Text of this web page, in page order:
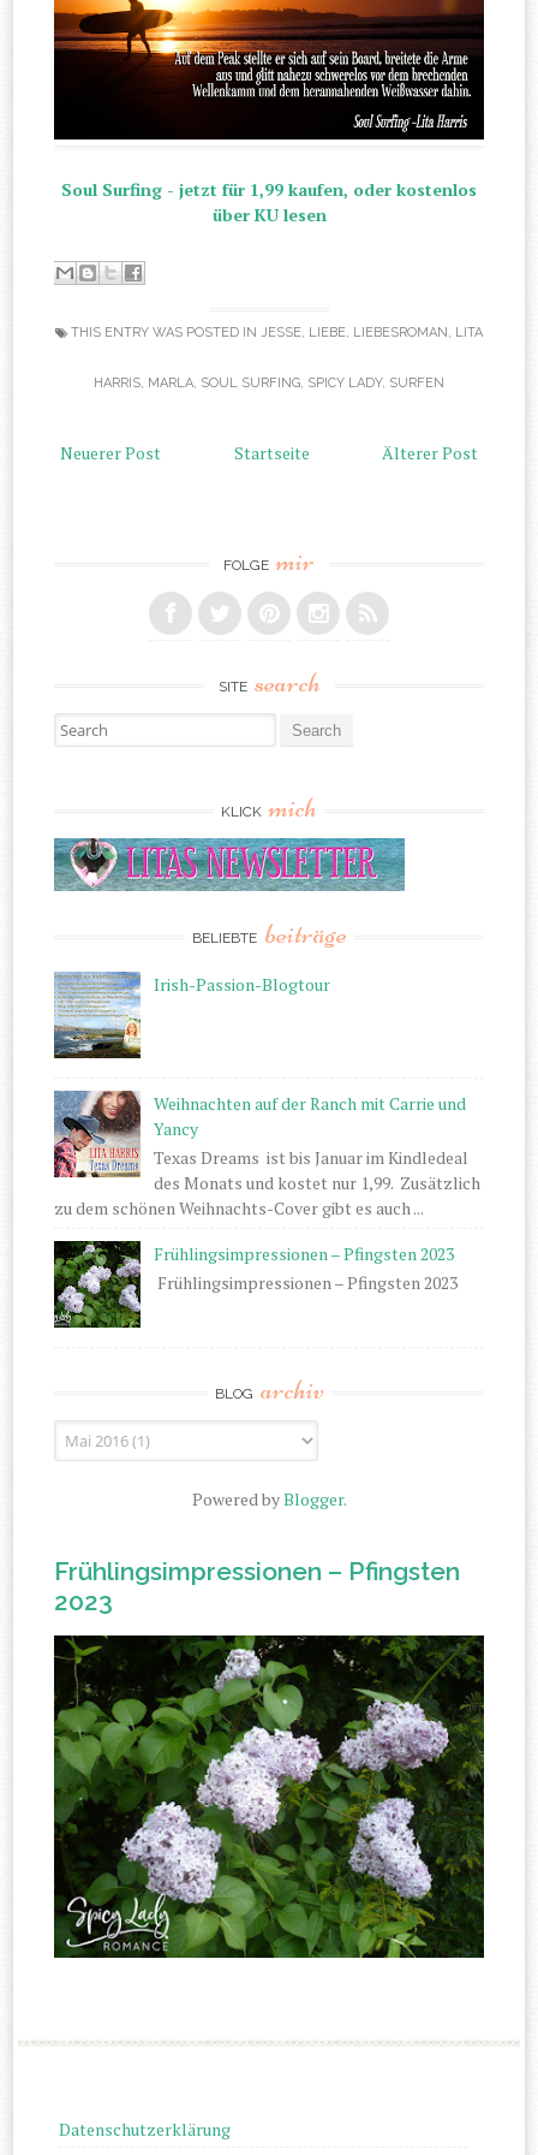
Soul Surfing - jetzt für 1,99 kaufen, oder kostenlos
über KU lesen
THIS ENTRY WAS POSTED IN JESSE, LIEBE, LIEBESROMAN , LITA
HARRIS, MARLA, SOUL SURFING, SPICY LADY, SURFEN
Neuerer Post Älterer Post
Startseite
FOLGE mir
SITE search
Search for:
KLICK mich
BELIEBTE beiträge
Irish-Passion-Blogtour
Weihnachten auf der Ranch mit Carrie und
Yancy
Texas Dreams ist bis Januar im Kindledeal
des Monats und kostet nur 1,99. Zusätzlich
zu dem schönen Weihnachts-Cover gibt es auch ...
Frühlingsimpressionen – Pfingsten 2023
Frühlingsimpressionen – Pfingsten 2023
BLOG archiv
Powered byBlogger.
Frühlingsimpressionen – Pfingsten
2023
Datenschutzerklärung